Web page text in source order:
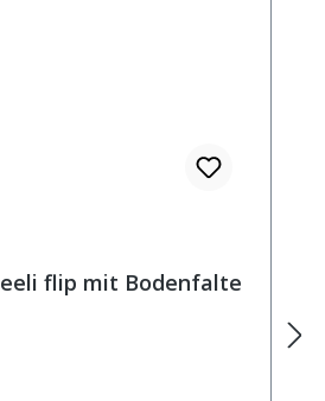
flip mit Bodenfalte